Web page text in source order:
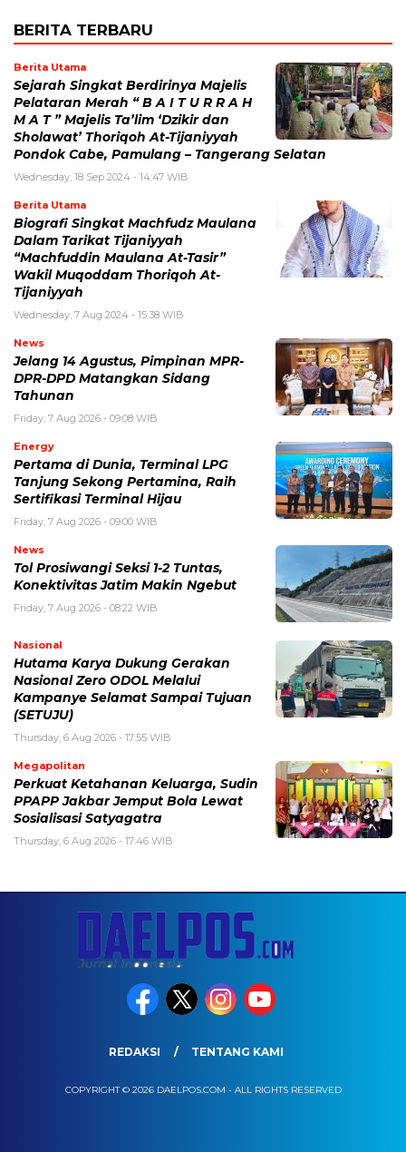
BERITA TERBARU
Berita Utama
Sejarah Singkat Berdirinya Majelis
Pelataran Merah “ B A I T U R R A H
M A T ” Majelis Ta’lim ‘Dzikir dan
Sholawat’ Thoriqoh At-Tijaniyyah
Pondok Cabe, Pamulang – Tangerang Selatan
Wednesday, 18 Sep 2024 - 14:47 WIB
Berita Utama
Biografi Singkat Machfudz Maulana
Dalam Tarikat Tijaniyyah
“Machfuddin Maulana At-Tasir”
Wakil Muqoddam Thoriqoh At-
Tijaniyyah
Wednesday, 7 Aug 2024 - 15:38 WIB
News
Jelang 14 Agustus, Pimpinan MPR-
DPR-DPD Matangkan Sidang
Tahunan
Friday, 7 Aug 2026 - 09:08 WIB
Energy
Pertama di Dunia, Terminal LPG
Tanjung Sekong Pertamina, Raih
Sertifikasi Terminal Hijau
Friday, 7 Aug 2026 - 09:00 WIB
News
Tol Prosiwangi Seksi 1-2 Tuntas,
Konektivitas Jatim Makin Ngebut
Friday, 7 Aug 2026 - 08:22 WIB
Nasional
Hutama Karya Dukung Gerakan
Nasional Zero ODOL Melalui
Kampanye Selamat Sampai Tujuan
(SETUJU)
Thursday, 6 Aug 2026 - 17:55 WIB
Megapolitan
Perkuat Ketahanan Keluarga, Sudin
PPAPP Jakbar Jemput Bola Lewat
Sosialisasi Satyagatra
Thursday, 6 Aug 2026 - 17:46 WIB
REDAKSI TENTANG KAMI
COPYRIGHT © 2026 DAELPOS.COM - ALL RIGHTS RESERVED